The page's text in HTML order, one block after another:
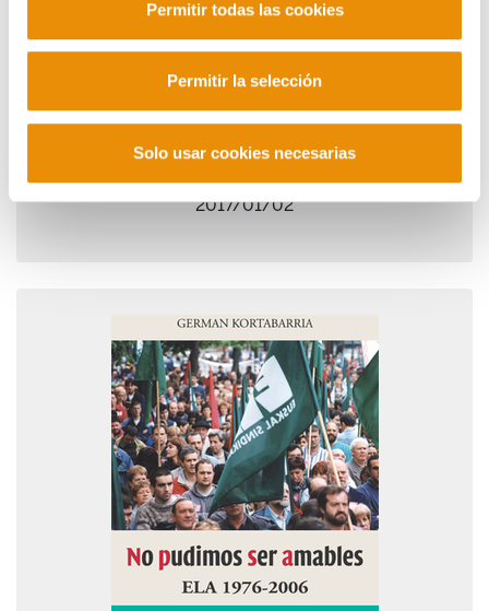
Permitir todas las cookies
Permitir la selección
Solo usar cookies necesarias
2017/01/02